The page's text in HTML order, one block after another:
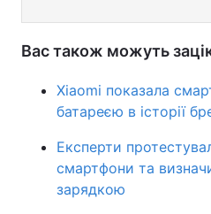
Вас також можуть
Xiaomi показала
батареєю в історії
Експерти
смартфони та
зарядкою